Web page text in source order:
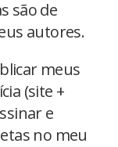
são de
autores.
meus
(site +
e
no meu